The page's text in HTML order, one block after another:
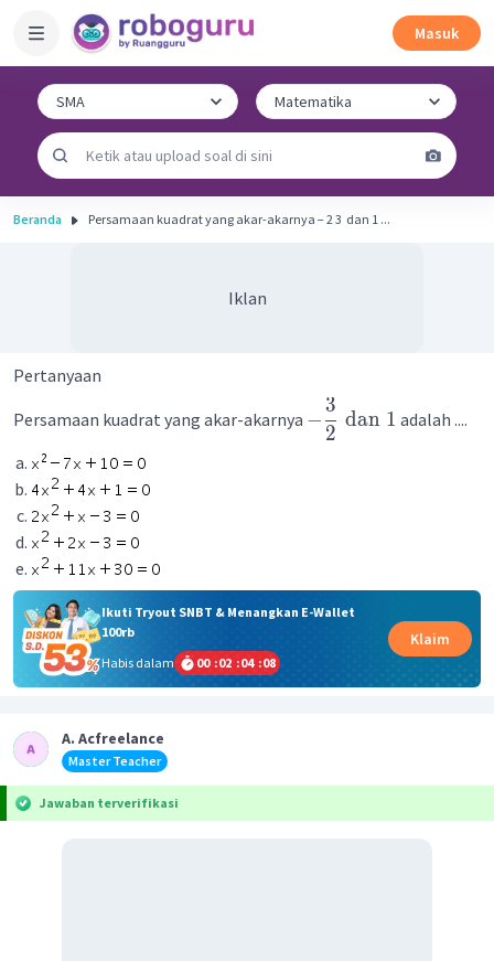
Masuk
Beranda Persamaan kuadrat yang akar-akarnya − 2 3 ​ dan 1 ...
Iklan
Pertanyaan
Persamaan kuadrat yang akar-akarnya −
2
3
dan 1 adalah ....
Ikuti Tryout SNBT & Menangkan E-Wallet
100rb
Habis dalam
00 :02 :04 :08
Klaim
A. Acfreelance
Master Teacher
Jawaban terverifikasi